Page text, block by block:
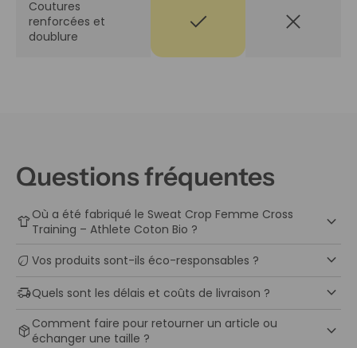
Coutures
renforcées et
doublure
check close
Questions fréquentes
apparelOù a été fabriqué le Sweat Crop Femme Cross
Training – Athlete Coton Bio ?
keyboard_arrow_down
eco Vos produits sont-ils éco-responsables ? keyboard_arrow_down
delivery_truck_speedQuels sont les délais et coûts de livraison ? keyboard_arrow_down
package_2 Comment faire pour retourner un article ou
échanger une taille ?
keyboard_arrow_down